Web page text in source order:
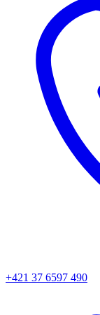
+421 37 6597 490